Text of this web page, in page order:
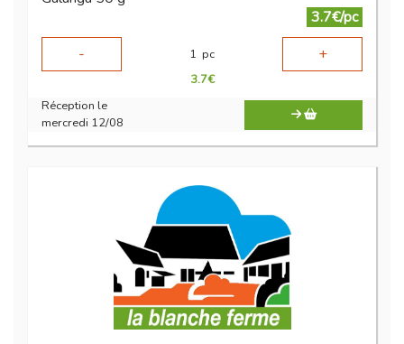
3.7€/pc
-
1 pc +
3.7€
Réception le
mercredi 12/08